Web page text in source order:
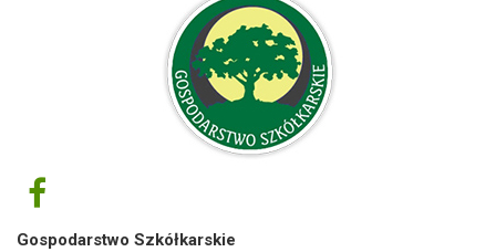
Gospodarstwo Szkółkarskie